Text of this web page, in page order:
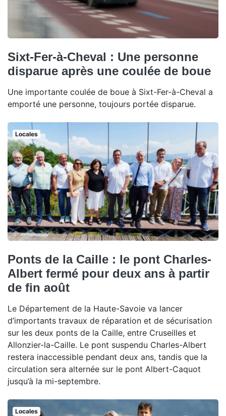
Sixt-Fer-à-Cheval : Une personne
disparue après une coulée de boue
Une importante coulée de boue à Sixt-Fer-à-Cheval a
emporté une personne, toujours portée disparue.
Locales
Ponts de la Caille : le pont Charles-
Albert fermé pour deux ans à partir
de fin août
Le Département de la Haute-Savoie va lancer
d’importants travaux de réparation et de sécurisation
sur les deux ponts de la Caille, entre Cruseilles et
Allonzier-la-Caille. Le pont suspendu Charles-Albert
restera inaccessible pendant deux ans, tandis que la
circulation sera alternée sur le pont Albert-Caquot
jusqu’à la mi-septembre.
Locales